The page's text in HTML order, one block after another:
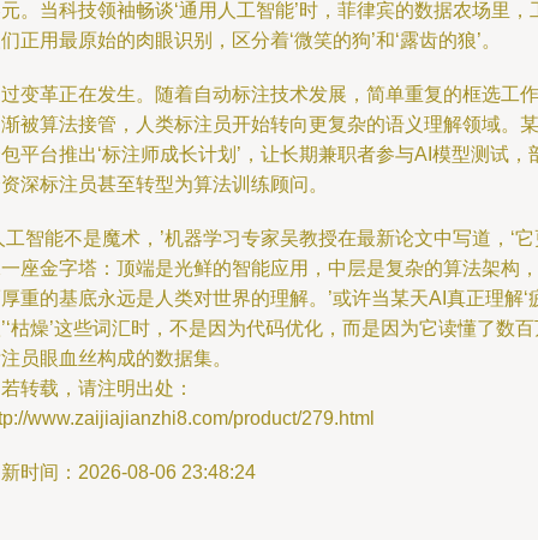
。当科技领袖畅谈‘通用人工智能’时，菲律宾的数据农场里，
正用最原始的肉眼识别，区分着‘微笑的狗’和‘露齿的狼’。
变革正在发生。随着自动标注技术发展，简单重复的框选工作
被算法接管，人类标注员开始转向更复杂的语义理解领域。某
平台推出‘标注师成长计划’，让长期兼职者参与AI模型测试，
深标注员甚至转型为算法训练顾问。
工智能不是魔术，’机器学习专家吴教授在最新论文中写道，‘
座金字塔：顶端是光鲜的智能应用，中层是复杂的算法架构，
重的基底永远是人类对世界的理解。’或许当某天AI真正理解‘
枯燥’这些词汇时，不是因为代码优化，而是因为它读懂了数
员眼血丝构成的数据集。
转载，请注明出处：
www.zaijiajianzhi8.com/product/279.html
时间：2026-08-06 23:48:24